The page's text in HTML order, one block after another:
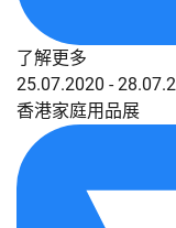
了解更多
25.07.2020 -
香港家庭用品展